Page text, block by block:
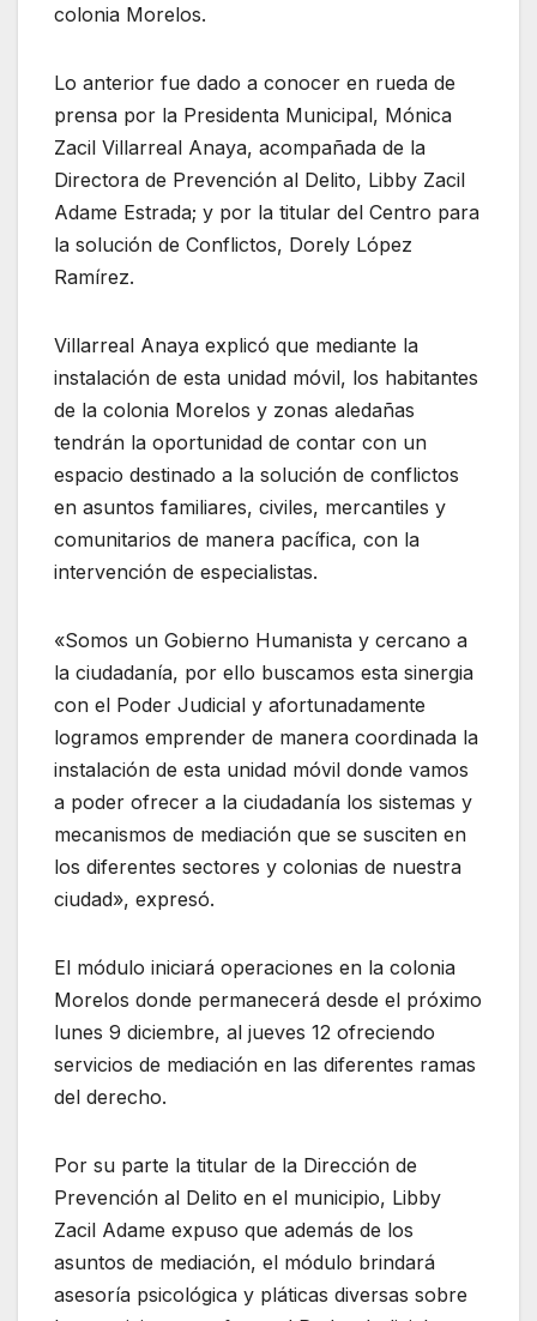
colonia Morelos.
Lo anterior fue dado a conocer en rueda de
prensa por la Presidenta Municipal, Mónica
Zacil Villarreal Anaya, acompañada de la
Directora de Prevención al Delito, Libby Zacil
Adame Estrada; y por la titular del Centro para
la solución de Conflictos, Dorely López
Ramírez.
Villarreal Anaya explicó que mediante la
instalación de esta unidad móvil, los habitantes
de la colonia Morelos y zonas aledañas
tendrán la oportunidad de contar con un
espacio destinado a la solución de conflictos
en asuntos familiares, civiles, mercantiles y
comunitarios de manera pacífica, con la
intervención de especialistas.
«Somos un Gobierno Humanista y cercano a
la ciudadanía, por ello buscamos esta sinergia
con el Poder Judicial y afortunadamente
logramos emprender de manera coordinada la
instalación de esta unidad móvil donde vamos
a poder ofrecer a la ciudadanía los sistemas y
mecanismos de mediación que se susciten en
los diferentes sectores y colonias de nuestra
ciudad», expresó.
El módulo iniciará operaciones en la colonia
Morelos donde permanecerá desde el próximo
lunes 9 diciembre, al jueves 12 ofreciendo
servicios de mediación en las diferentes ramas
del derecho.
Por su parte la titular de la Dirección de
Prevención al Delito en el municipio, Libby
Zacil Adame expuso que además de los
asuntos de mediación, el módulo brindará
asesoría psicológica y pláticas diversas sobre